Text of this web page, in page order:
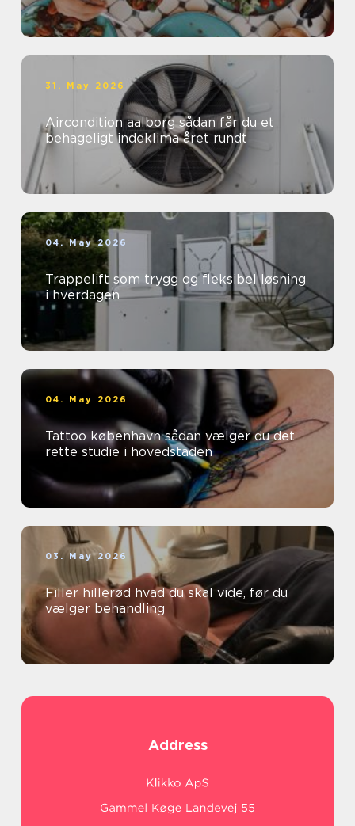
31. May 2026
Aircondition aalborg sådan får du et
behageligt indeklima året rundt
04. May 2026
Trappelift som trygg og fleksibel løsning
i hverdagen
04. May 2026
Tattoo københavn sådan vælger du det
rette studie i hovedstaden
03. May 2026
Filler hillerød hvad du skal vide, før du
vælger behandling
Address